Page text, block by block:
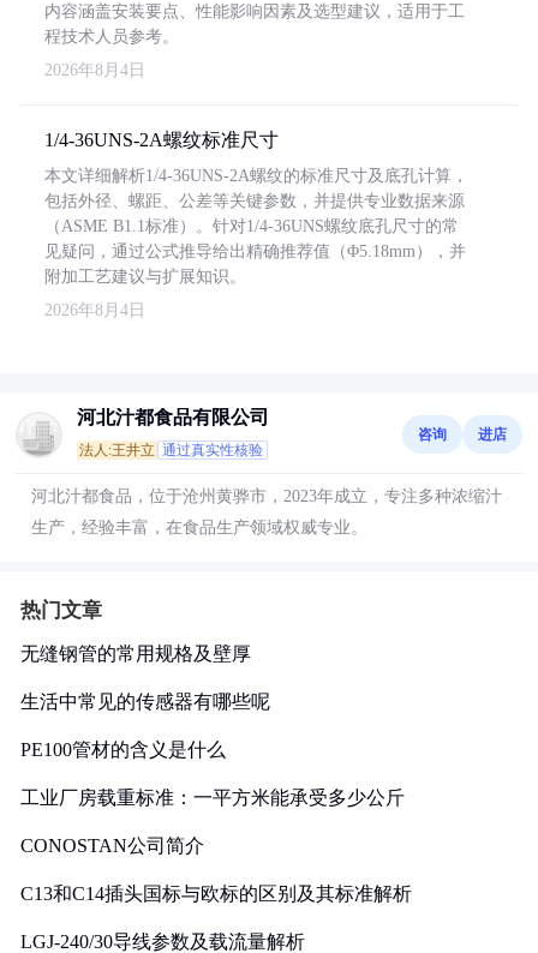
内容涵盖安装要点、性能影响因素及选型建议，适用于工
程技术人员参考。
2026年8月4日
1/4-36UNS-2A螺纹标准尺寸
本文详细解析1/4-36UNS-2A螺纹的标准尺寸及底孔计算，
包括外径、螺距、公差等关键参数，并提供专业数据来源
（ASME B1.1标准）。针对1/4-36UNS螺纹底孔尺寸的常
见疑问，通过公式推导给出精确推荐值（Φ5.18mm），并
附加工艺建议与扩展知识。
2026年8月4日
河北汁都食品有限公司
法人:王井立 通过真实性核验
咨询 进店
河北汁都食品，位于沧州黄骅市，2023年成立，专注多种浓缩汁
生产，经验丰富，在食品生产领域权威专业。
热门文章
无缝钢管的常用规格及壁厚
生活中常见的传感器有哪些呢
PE100管材的含义是什么
工业厂房载重标准：一平方米能承受多少公斤
CONOSTAN公司简介
C13和C14插头国标与欧标的区别及其标准解析
LGJ-240/30导线参数及载流量解析